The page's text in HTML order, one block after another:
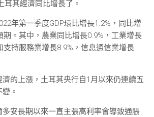
耳其經濟同比增長了。
年第一季度GDP環比增長1.2%，同比增
期。其中，農業同比增長0.9%，工業增長
支持服務業增長8.9%，信息通信業增長
的上漲，土耳其央行自1月以來仍連續五
。
多安長期以來一直主張高利率會導致通脹